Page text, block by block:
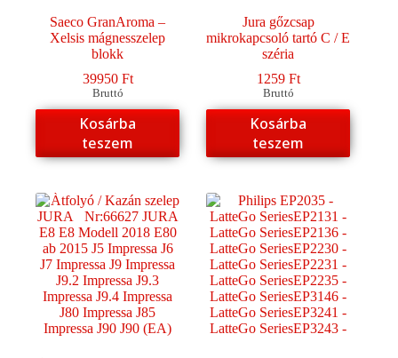
Saeco GranAroma –
Xelsis mágnesszelep
blokk
39950 Ft
Bruttó
Kosárba
teszem
Jura gőzcsap
mikrokapcsoló tartó C / E
széria
1259 Ft
Bruttó
Kosárba
teszem